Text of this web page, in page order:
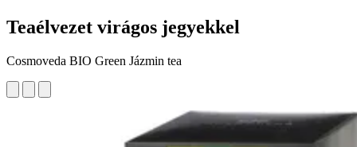
Teaélvezet virágos jegyekkel
Cosmoveda BIO Green Jázmin tea